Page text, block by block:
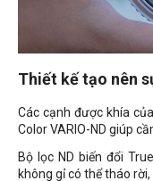
Thiết kế tạo nên
Các cạnh được khía
Color VARIO-ND giúp
Bộ lọc ND biến đổi
không gỉ có thể tháo